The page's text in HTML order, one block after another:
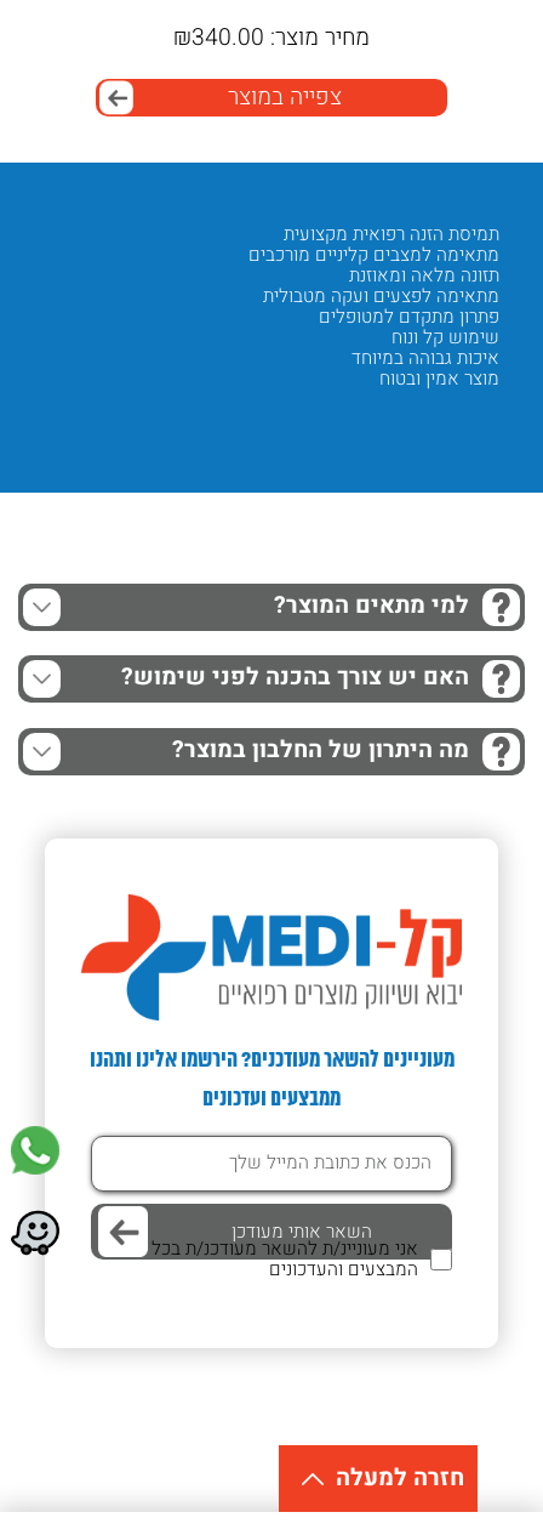
מחיר מוצר: ₪340.00
צפייה במוצר
תמיסת הזנה רפואית מקצועית
מתאימה למצבים קליניים מורכבים
תזונה מלאה ומאוזנת
מתאימה לפצעים ועקה מטבולית
פתרון מתקדם למטופלים
שימוש קל ונוח
איכות גבוהה במיוחד
מוצר אמין ובטוח
למי מתאים המוצר?
האם יש צורך בהכנה לפני שימוש?
מה היתרון של החלבון במוצר?
מעוניינים להשאר מעודכנים? הירשמו אלינו ותהנו
ממבצעים ועדכונים
אני מעוניינ/ת להשאר מעודכנ/ת בכל
המבצעים והעדכונים
חזרה למעלה